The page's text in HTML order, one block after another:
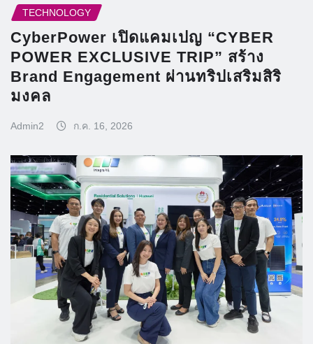
TECHNOLOGY
CyberPower เปิดแคมเปญ “CYBER
POWER EXCLUSIVE TRIP” สร้าง
Brand Engagement ผ่านทริปเสริมสิริ
มงคล
Admin2 ก.ค. 16, 2026